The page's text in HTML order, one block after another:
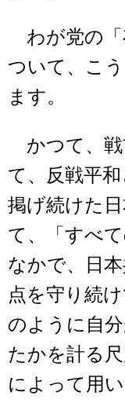
わが党の「
ついて、こ
ます。
かつて、戦
て、反戦平
掲げ続けた
て、「すべ
なかで、日
点を守り続
のように自
たかを計る
によって用